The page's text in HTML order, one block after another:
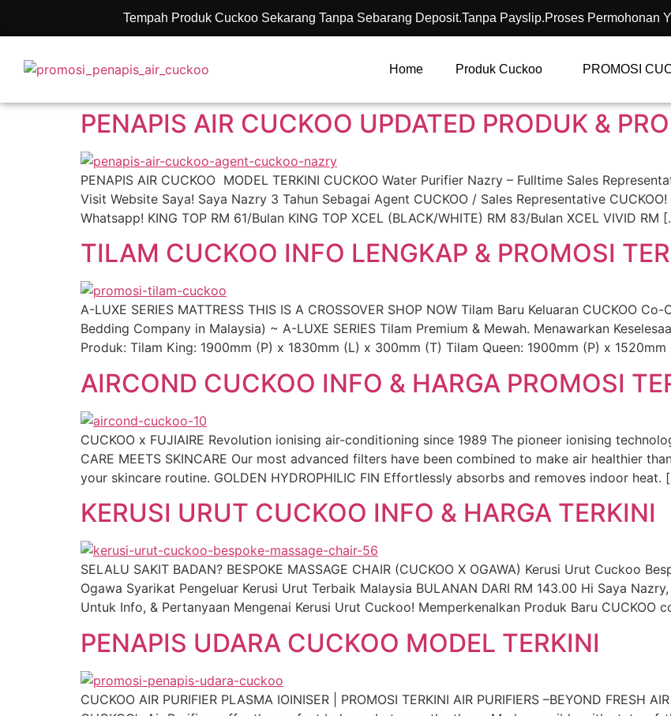
Tempah Produk Cuckoo Sekarang Tanpa Sebarang Deposit.Tanpa Payslip.Proses Permohonan
Home Produk Cuckoo PROMOSI
PENAPIS AIR CUCKOO UPDATED PRODUK &
PENAPIS AIR CUCKOO MODEL TERKINI CUCKOO Water Purifier Nazry – Fulltime Sales
Visit Website Saya! Saya Nazry 3 Tahun Sebagai Agent CUCKOO / Sales Representative
Whatsapp! KING TOP RM 61/Bulan KING TOP XCEL (BLACK/WHITE) RM 83/Bulan XCEL VIVID RM
TILAM CUCKOO INFO LENGKAP & PROMOSI
A-LUXE SERIES MATTRESS THIS IS A CROSSOVER SHOP NOW Tilam Baru Keluaran CUCKOO
Bedding Company in Malaysia) ~ A-LUXE SERIES Tilam Premium & Mewah. Menawarkan
Produk: Tilam King: 1900mm (P) x 1830mm (L) x 300mm (T) Tilam Queen: 1900mm (P) x
AIRCOND CUCKOO INFO & HARGA PROMOSI
CUCKOO x FUJIAIRE Revolution ionising air-conditioning since 1989 The pioneer ionising
CARE MEETS SKINCARE Our most advanced filters have been combined to make air healthier
your skincare routine. GOLDEN HYDROPHILIC FIN Effortlessly absorbs and removes indoor heat.
KERUSI URUT CUCKOO INFO & HARGA TERKINI
SELALU SAKIT BADAN? BESPOKE MASSAGE CHAIR (CUCKOO X OGAWA) Kerusi Urut Cuckoo
Ogawa Syarikat Pengeluar Kerusi Urut Terbaik Malaysia BULANAN DARI RM 143.00 Hi Saya
Untuk Info, & Pertanyaan Mengenai Kerusi Urut Cuckoo! Memperkenalkan Produk Baru CUCKOO
PENAPIS UDARA CUCKOO MODEL TERKINI
CUCKOO AIR PURIFIER PLASMA IOINISER | PROMOSI TERKINI AIR PURIFIERS –BEYOND FRESH